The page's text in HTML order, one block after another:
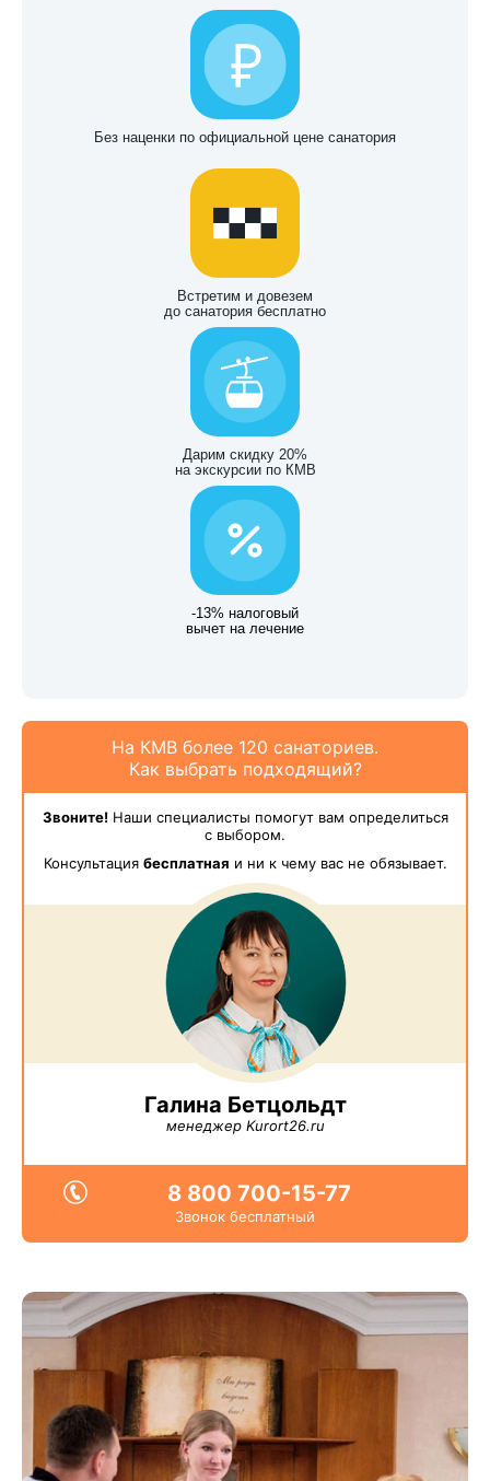
Без наценки по официальной цене санатория
Встретим и довезем
до санатория бесплатно
Дарим скидку 20%
на экскурсии по КМВ
-13% налоговый
вычет на лечение
На КМВ более 120 санаториев.
Как выбрать подходящий?
Звоните!Наши специалисты помогут вам определиться
с выбором.
Консультация бесплатная и ни к чему вас не обязывает.
Галина Бетцольдт
менеджер Kurort26.ru
8 800 700-15-77
Звонок бесплатный